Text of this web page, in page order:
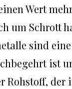
Wert
um Schrott
sind
ist
Rohstoff, der